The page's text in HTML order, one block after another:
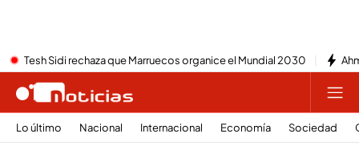
Tesh Sidi rechaza que Marruecos organice el Mundial 2030
Lo último Nacional Internacional Economía Sociedad